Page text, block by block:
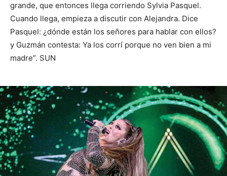
grande, que entonces llega corriendo Sylvia Pasquel.
Cuando llega, empieza a discutir con Alejandra. Dice
Pasquel: ¿dónde están los señores para hablar con ellos?
y Guzmán contesta: Ya los corrí porque no ven bien a mi
madre”. SUN